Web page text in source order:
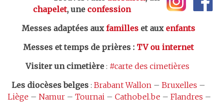
chapelet, une confession
Messes adaptées aux familleset aux enfants
Messes et temps de prières: TV ou internet
Visiter un cimetière: #carte des cimetières
Les diocèses belges: Brabant Wallon– Bruxelles –
Liège – Namur– Tournai– Cathobel.be – Flandres –